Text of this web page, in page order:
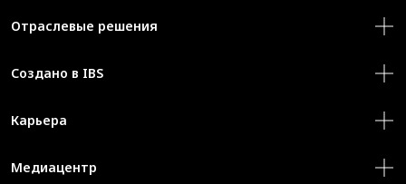
Отраслевые решения
Создано в IBS
Карьера
Медиацентр